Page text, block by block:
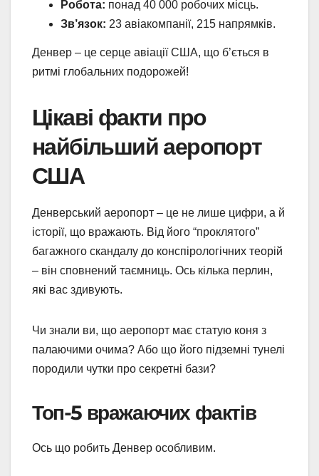
Робота: понад 40 000 робочих місць.
Зв’язок: 23 авіакомпанії, 215 напрямків.
Денвер – це серце авіації США, що б’ється в
ритмі глобальних подорожей!
Цікаві факти про
найбільший аеропорт
США
Денверський аеропорт – це не лише цифри, а й
історії, що вражають. Від його “проклятого”
багажного скандалу до конспірологічних теорій
– він сповнений таємниць. Ось кілька перлин,
які вас здивують.
Чи знали ви, що аеропорт має статую коня з
палаючими очима? Або що його підземні тунелі
породили чутки про секретні бази?
Топ-5 вражаючих фактів
Ось що робить Денвер особливим.